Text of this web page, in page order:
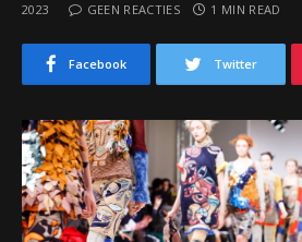
2023
GEEN REACTIES 1 MIN READ
Facebook Twitter